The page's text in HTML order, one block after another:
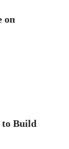
on
Build